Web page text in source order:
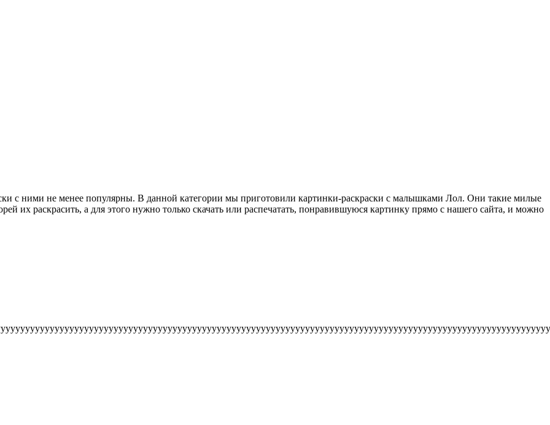
с ними не менее популярны. В данной категории мы приготовили картинки-раскраски с малышками Лол. Они такие милые
их раскрасить, а для этого нужно только скачать или распечатать, понравившуюся картинку прямо с нашего сайта, и можно